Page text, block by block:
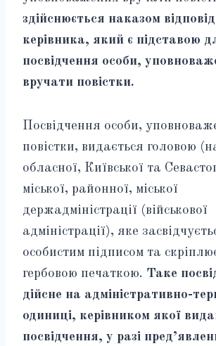
здійснюється наказом
керівника, який є підставою
посвідчення особи,
вручати повістки.
Посвідчення особи,
повістки, видається головою
обласної, Київської та
міської, районної, міської
держадміністрації (військової
адміністрації), яке
особистим підписом та
гербовою печаткою. Таке
дійсне на адміністративно-
одиниці, керівником якої
посвідчення, у разі